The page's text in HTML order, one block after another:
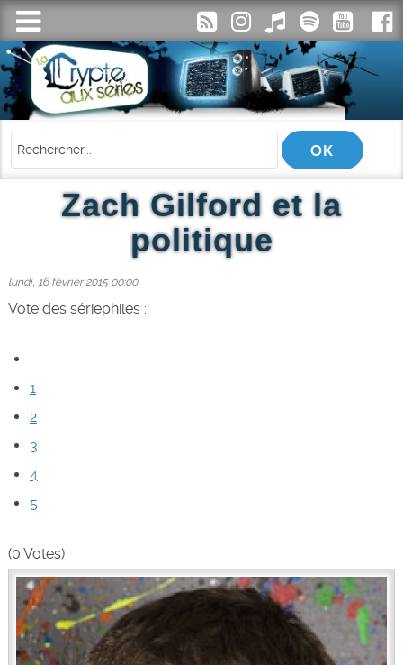
Zach Gilford et la
politique
lundi, 16 février 2015 00:00
Vote des sériephiles :
1
2
3
4
5
(0 Votes)